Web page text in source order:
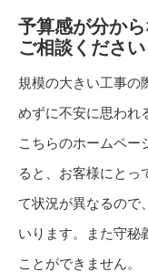
予算感が分か
ご相談ください
規模の大きい工事の
めずに不安に思われ
こちらのホームペー
ると、お客様にとっ
て状況が異なるので
いります。また守秘
ことができません。